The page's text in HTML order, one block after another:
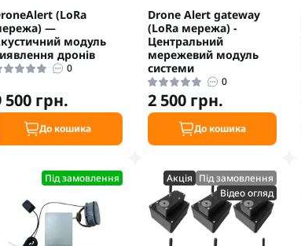
(LoRa
—
модуль
дронів
0
500 грн.
До кошика
Drone Alert gateway
(LoRa мережа) -
Центральний
мережевий модуль
системи
0
2 500 грн.
До кошика
Під замовлення Акцiя Під замовлення
Відео огляд